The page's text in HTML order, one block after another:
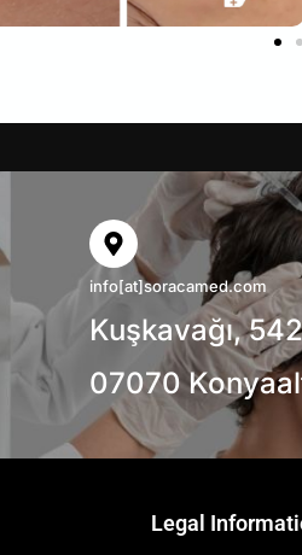
info[at]soracamed.com
Kuşkavağı,
07070
Legal